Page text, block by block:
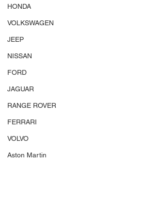
HONDA
VOLKSWAGEN
JEEP
NISSAN
FORD
JAGUAR
RANGE ROVER
FERRARI
VOLVO
Aston Martin